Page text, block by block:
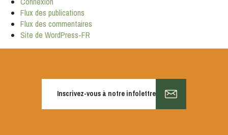
Flux des publications
Flux des commentaires
Site de WordPress-FR
Inscrivez-vous à notre infolettre